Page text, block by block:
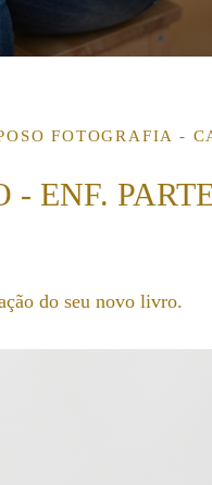
FOTOGRAFIA -
ENF.
do seu novo livro.